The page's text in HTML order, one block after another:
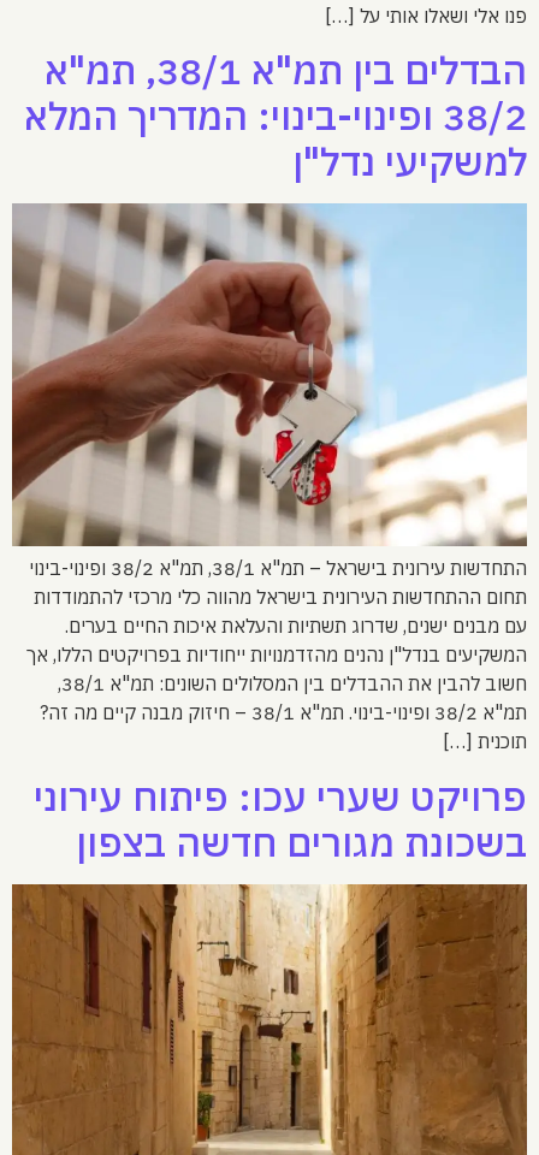
פנו אלי ושאלו אותי על […]
הבדלים בין תמ"א 38/1, תמ"א
38/2 ופינוי-בינוי: המדריך המלא
למשקיעי נדל"ן
התחדשות עירונית בישראל – תמ"א 38/1, תמ"א 38/2 ופינוי-בינוי
תחום ההתחדשות העירונית בישראל מהווה כלי מרכזי להתמודדות
עם מבנים ישנים, שדרוג תשתיות והעלאת איכות החיים בערים.
המשקיעים בנדל"ן נהנים מהזדמנויות ייחודיות בפרויקטים הללו, אך
חשוב להבין את ההבדלים בין המסלולים השונים: תמ"א 38/1,
תמ"א 38/2 ופינוי-בינוי. תמ"א 38/1 – חיזוק מבנה קיים מה זה?
תוכנית […]
פרויקט שערי עכו: פיתוח עירוני
בשכונת מגורים חדשה בצפון